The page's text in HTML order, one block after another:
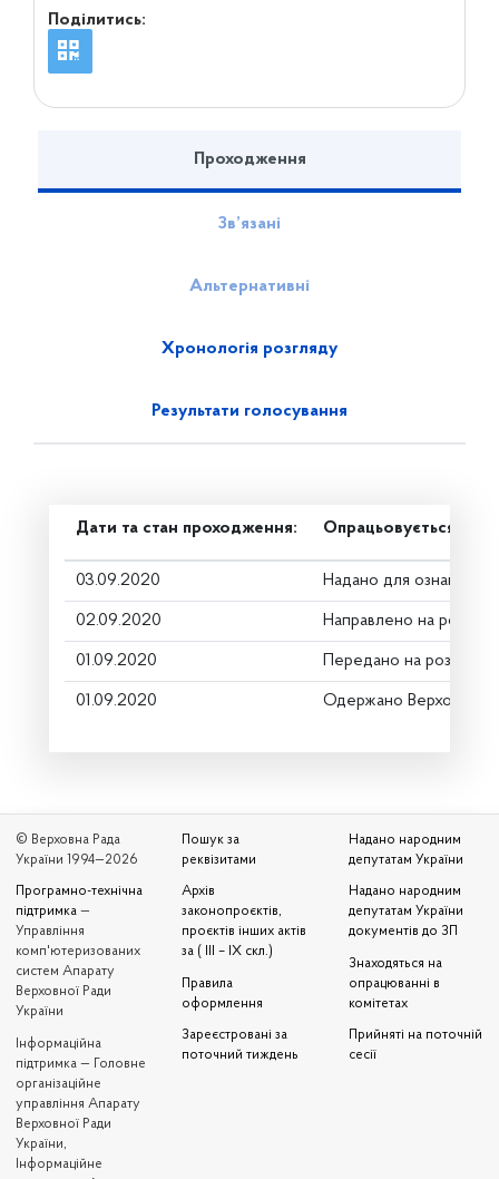
Поділитись:
Проходження
Зв’язані
Альтернативні
Хронологія розгляду
Результати голосування
Дати та стан проходження: Опрацьовується в
03.09.2020 Надано для
02.09.2020 Направлено на
01.09.2020 Передано на розгляд
01.09.2020 Одержано Верховною
© Верховна Рада
України 1994—2026
Програмно-технічна
підтримка —
Управління
комп'ютеризованих
систем Апарату
Верховної Ради
України
Iнформаційна
підтримка — Головне
організаційне
управління Апарату
Верховної Ради
України,
Інформаційне
Пошук за
реквізитами
Архів
законопроєктів,
проєктів інших актів
за ( III – IX скл.)
Правила
оформлення
Зареєстровані за
поточний тиждень
Надано народним
депутатам України
Надано народним
депутатам України
документів до ЗП
Знаходяться на
опрацюванні в
комітетах
Прийняті на поточній
сесії